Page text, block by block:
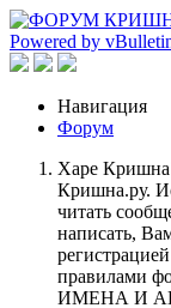
Навигация
Форум
Харе
Кришна.ру.
читать
написать,
правилами
ИМЕНА И